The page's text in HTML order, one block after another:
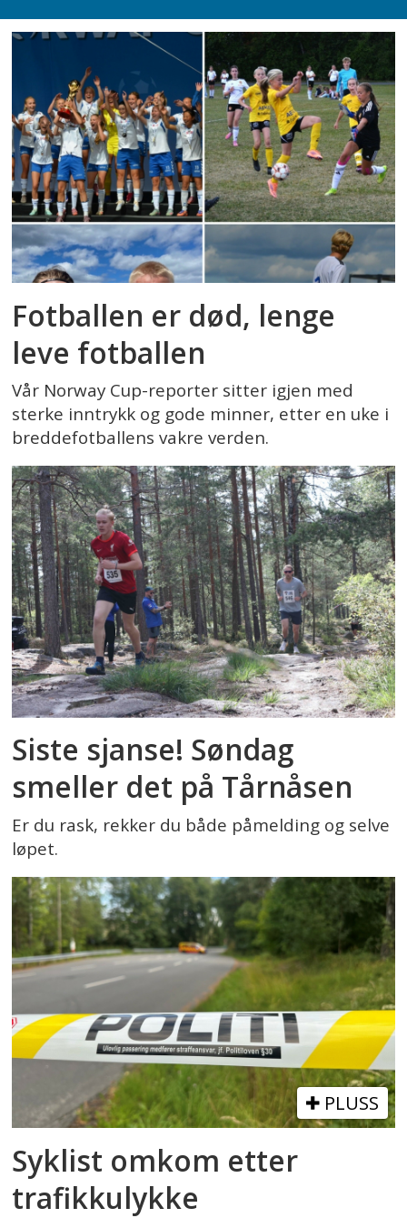
Fotballen er død, lenge
leve fotballen
Vår Norway Cup-reporter sitter igjen med
sterke inntrykk og gode minner, etter en uke i
breddefotballens vakre verden.
Siste sjanse! Søndag
smeller det på Tårnåsen
Er du rask, rekker du både påmelding og selve
løpet.
PLUSS
Syklist omkom etter
trafikkulykke